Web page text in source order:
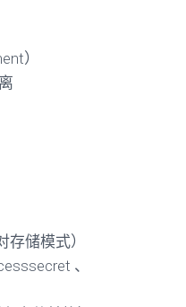
）
存储模式）
、